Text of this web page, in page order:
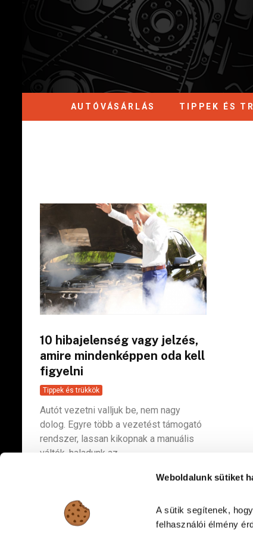
Weboldalunk sütiket
A sütik segítenek,
felhasználói élmény
AUTÓVÁSÁRLÁS TIPPEK ÉS
10 hibajelenség vagy jelzés,
amire mindenképpen oda kell
figyelni
Tippek és trükkök
Autót vezetni valljuk be, nem nagy
dolog. Egyre több a vezetést támogató
rendszer, lassan kikopnak a manuális
váltók, haladunk az...